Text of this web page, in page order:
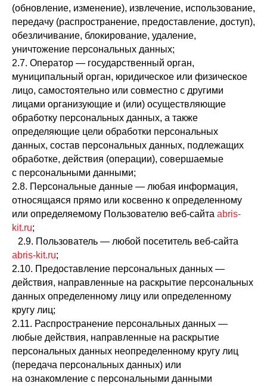
(обновление, изменение), извлечение, использование,
передачу (распространение, предоставление, доступ),
обезличивание, блокирование, удаление,
уничтожение персональных данных;
2.7. Оператор — государственный орган,
муниципальный орган, юридическое или физическое
лицо, самостоятельно или совместно с другими
лицами организующие и (или) осуществляющие
обработку персональных данных, а также
определяющие цели обработки персональных
данных, состав персональных данных, подлежащих
обработке, действия (операции), совершаемые
с персональными данными;
2.8. Персональные данные — любая информация,
относящаяся прямо или косвенно к определенному
или определяемому Пользователю веб-сайта abris-
kit.ru;
2.9. Пользователь — любой посетитель веб-сайта
abris-kit.ru;
2.10. Предоставление персональных данных —
действия, направленные на раскрытие персональных
данных определенному лицу или определенному
кругу лиц;
2.11. Распространение персональных данных —
любые действия, направленные на раскрытие
персональных данных неопределенному кругу лиц
(передача персональных данных) или
на ознакомление с персональными данными